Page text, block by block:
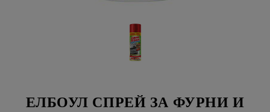
ЕЛБОУЛ СПРЕЙ ЗА ФУРНИ И